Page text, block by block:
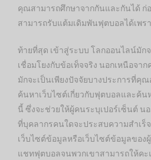
คุณสามารถศึกษาจากกันและกันได้
สามารถรับแต้มเดิมพันฟุตบอลได้เพร
ท้ายที่สุด เข้าสู่ระบบ โลกออนไลน์มัก
เชื่อมโยงกับข้อเท็จจริง นอกเหนือจา
มักจะเป็นเพียงปัจจัยบางประการที่คุ
ค้นหาเว็บไซต์เกี่ยวกับฟุตบอลและค้น
นี้ ซึ่งจะช่วยให้ผู้คนระบุเปอร์เซ็นต์ น
ที่บุคลากรคนใดจะประสบความสำเร็
เว็บไซต์ข้อมูลหรือเว็บไซต์ข้อมูลของ
แชทฟุตบอลจนพวกเขาสามารถให้ค